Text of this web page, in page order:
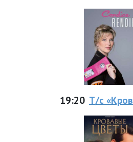
19:20 Т/с